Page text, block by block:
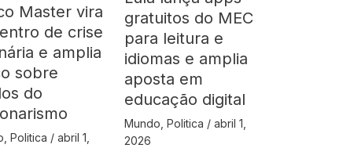
Master vira
de crise
e amplia
sobre
do
,Politica /abril 1,
gratuitos do MEC
para leitura e
idiomas e amplia
aposta em
educação digital
Mundo ,Politica /abril 1,
2026